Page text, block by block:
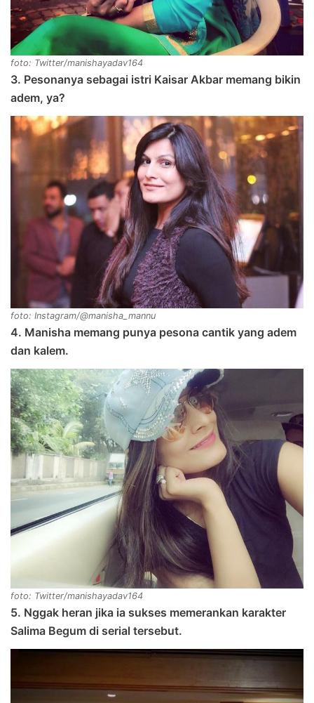
foto: Twitter/manishayadav164
3. Pesonanya sebagai istri Kaisar Akbar memang bikin
adem, ya?
foto: Instagram/@manisha_mannu
4. Manisha memang punya pesona cantik yang adem
dan kalem.
foto: Twitter/manishayadav164
5. Nggak heran jika ia sukses memerankan karakter
Salima Begum di serial tersebut.